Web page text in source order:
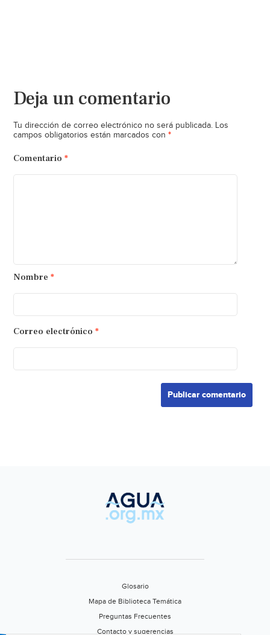
Deja un comentario
Tu dirección de correo electrónico no será publicada. Los
campos obligatorios están marcados con *
Comentario *
Nombre *
Correo electrónico *
Glosario
Mapa de Biblioteca Temática
Preguntas Frecuentes
Contacto y sugerencias